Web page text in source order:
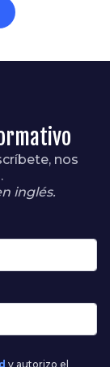
nos
inglés.
y autorizo el